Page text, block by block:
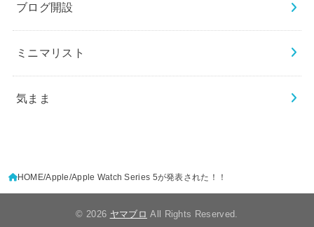
ブログ開設
ミニマリスト
気まま
HOME Apple Apple Watch Series 5が発表された！！
© 2026 ヤマブロ All Rights Reserved.